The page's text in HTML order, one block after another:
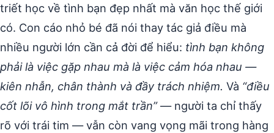
triết học về tình bạn đẹp nhất mà văn học thế giới
có. Con cáo nhỏ bé đã nói thay tác giả điều mà
nhiều người lớn cần cả đời để hiểu: tình bạn không
phải là việc gặp nhau mà là việc cảm hóa nhau —
kiên nhẫn, chân thành và đầy trách nhiệm. Và “điều
cốt lõi vô hình trong mắt trần”— người ta chỉ thấy
rõ với trái tim — vẫn còn vang vọng mãi trong hàng